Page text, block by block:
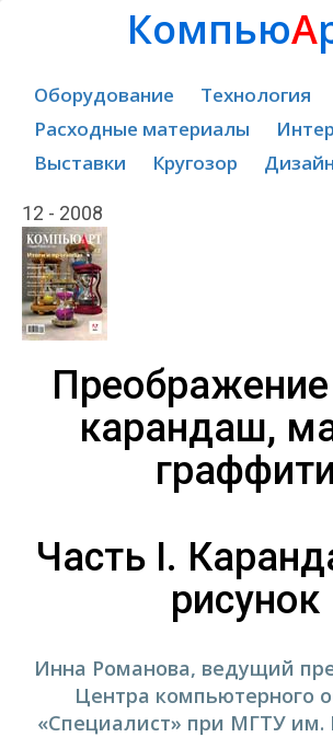
КомпьюА
Оборудование
Технология
Расходные материалы
Выставки
Кругозор Дизайн
12 - 2008
карандаш,
граффити
Часть I.
рисунок
Инна Романова, ведущий
Центра компьютерного
«Специалист» при МГТУ им.